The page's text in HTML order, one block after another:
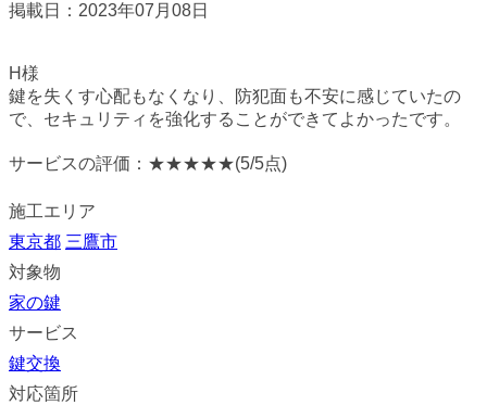
掲載日：2023年07月08日
H様
鍵を失くす心配もなくなり、防犯面も不安に感じていたの
で、セキュリティを強化することができてよかったです。
サービスの評価： ★★★★★(5/5点)
施工エリア
東京都 三鷹市
対象物
家の鍵
サービス
鍵交換
対応箇所